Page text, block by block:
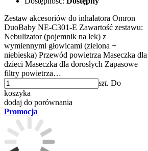
Zestaw akcesoriów do inhalatora Omron
DuoBaby NE-C301-E Zawartość zestawu:
Nebulizator (pojemnik na lek) z
wymiennymi głowicami (zielona +
niebieska) Przewód powietrza Maseczka dla
dzieci Maseczka dla dorosłych Zapasowe
filtry powietrza…
szt. Do
koszyka
dodaj do porównania
Promocja